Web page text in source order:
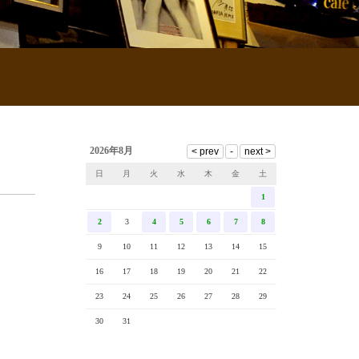
2026年8月
日 月 火 水 木 金 土
1
2 3 4 5 6 7 8
9 10 11 12 13 14 15
16 17 18 19 20 21 22
23 24 25 26 27 28 29
30 31